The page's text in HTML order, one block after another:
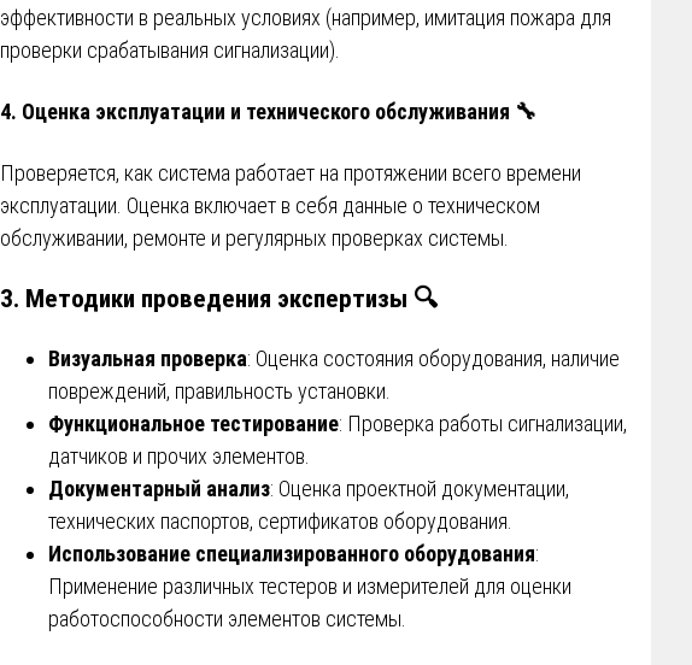
эффективности в реальных условиях (например, имитация пожара для
проверки срабатывания сигнализации).
4. Оценка эксплуатации и технического обслуживания 🔧
Проверяется, как система работает на протяжении всего времени
эксплуатации. Оценка включает в себя данные о техническом
обслуживании, ремонте и регулярных проверках системы.
3. Методики проведения экспертизы 🔍
Визуальная проверка: Оценка состояния оборудования, наличие
повреждений, правильность установки.
Функциональное тестирование: Проверка работы сигнализации,
датчиков и прочих элементов.
Документарный анализ: Оценка проектной документации,
технических паспортов, сертификатов оборудования.
Использование специализированного оборудования:
Применение различных тестеров и измерителей для оценки
работоспособности элементов системы.